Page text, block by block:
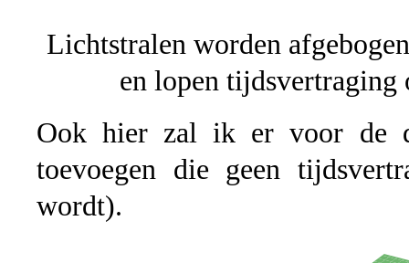
Lichtstralen worden
en lopen
Ook hier zal ik er voor de
toevoegen die geen
wordt).